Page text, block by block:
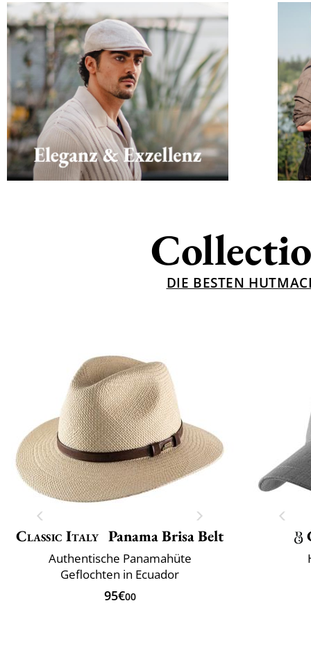
DIE BESTEN
Classic Italy Panama Brisa Belt
Authentische Panamahüte
Geflochten in Ecuador
95€00